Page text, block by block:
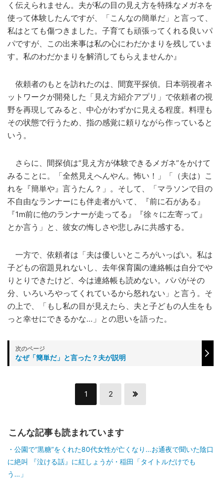
く伝えられません。夫が私の目の見え方を特殊なメガネを
使って体験したんですが、「こんなの簡単だ」と言って、
私はとても傷つきました。子育ても頑張ってくれる良いパ
パですが、この出来事は私の心にわだかまりを残していま
す。私のわだかまりを解消してもらえませんか』
依頼者のもとを訪れたのは、間寛平探偵。日本弱視者ネ
ットワークが開発した「見え方紹介アプリ」で依頼者の視
野を再現してみると、中心がわずかに見える程度。料理も
その状態で行うため、指の感覚に頼りながら作っていると
いう。
さらに、間探偵は“見え方が体験できるメガネ”をかけて
みることに。「全然見えへんやん。怖い！」「（夫は）こ
れを『簡単や』言うたん？」。そして、「マラソンで目の
不自由なランナーにも伴走者がいて、『前に石がある』
『1m前に他のランナーが走ってる』『徐々に左寄って』
とか言う」と、彼女の悔しさや悲しみに共感する。
一方で、依頼者は「夫は優しいところがいっぱい。私は
子どもの宿題見れないし、去年保育園の連絡帳は自分でや
りとりできたけど、今は連絡帳も読めない。パパがその
分、いろいろやってくれているから怒れない」と言う。そ
の上で、「もし私の目が見えたら、夫と子どもの人生をも
っと幸せにできるかな…」との思いを語った。
なぜ「簡単だ」と言った？夫が説明
1 2
こんな記事も読まれています
公園で“黒糖”をくれた80代女性が亡くなり…お通夜で聞いた陰口
に絶叫 『泣ける話』に紅しょうが・稲田「タイトルだけでも
う…」